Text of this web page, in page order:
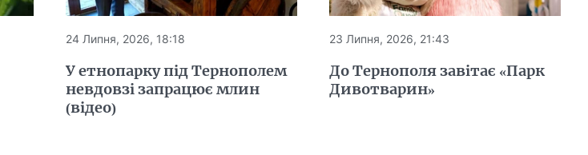
24 Липня, 2026, 18:18
У етнопарку під Тернополем
невдовзі запрацює млин
(відео)
23 Липня, 2026, 21:43
До Тернополя завітає «Парк
Дивотварин»